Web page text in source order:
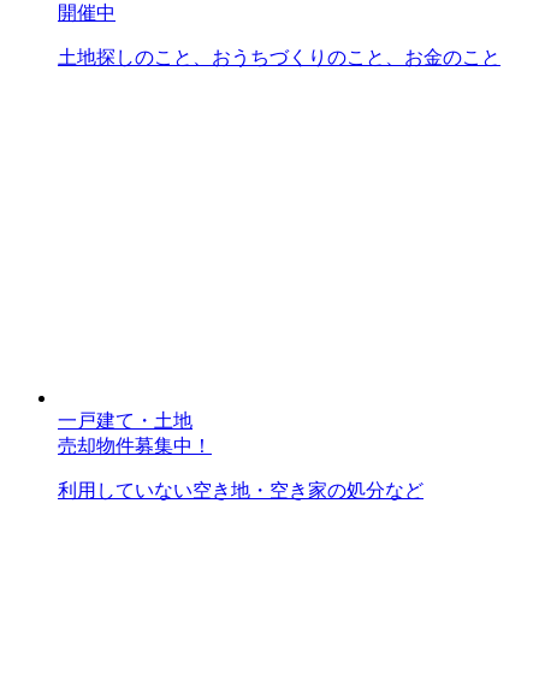
開催中
土地探しのこと、おうちづくりのこと、お金のこと
一戸建て・土地
売却物件募集中！
利用していない空き地・空き家の処分など